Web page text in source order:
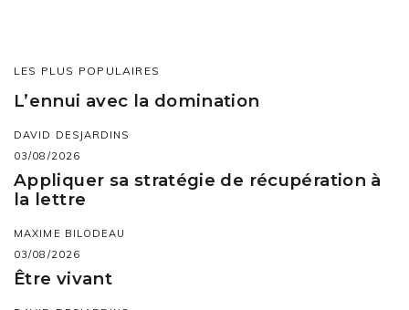
LES PLUS POPULAIRES
L’ennui avec la domination
DAVID DESJARDINS
03/08/2026
Appliquer sa stratégie de récupération à
la lettre
MAXIME BILODEAU
03/08/2026
Être vivant